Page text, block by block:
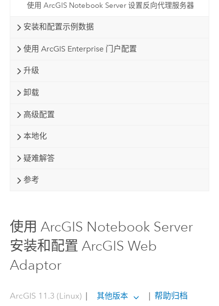
使用 ArcGIS Notebook Server 设置反向代理服务器
安装和配置示例数据
使用 ArcGIS Enterprise 门户配置
升级
卸载
高级配置
本地化
疑难解答
参考
使用 ArcGIS Notebook Server
安装和配置 ArcGIS Web
Adaptor
ArcGIS 11.3 (Linux)| 其他版本 帮助归档